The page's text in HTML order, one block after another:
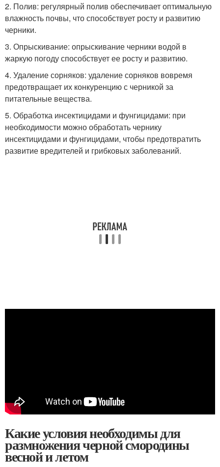
2. Полив: регулярный полив обеспечивает оптимальную
влажность почвы, что способствует росту и развитию
черники.
3. Опрыскивание: опрыскивание черники водой в
жаркую погоду способствует ее росту и развитию.
4. Удаление сорняков: удаление сорняков вовремя
предотвращает их конкуренцию с черникой за
питательные вещества.
5. Обработка инсектицидами и фунгицидами: при
необходимости можно обработать чернику
инсектицидами и фунгицидами, чтобы предотвратить
развитие вредителей и грибковых заболеваний.
Какие условия необходимы для
размножения черной смородины
весной и летом